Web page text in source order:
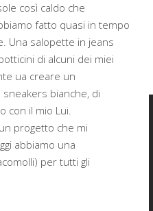
così caldo che
fatto quasi in tempo
Una salopette in jeans
di alcuni dei miei
ua creare un
bianche, di
con il mio Lui.
progetto che mi
abbiamo una
per tutti gli